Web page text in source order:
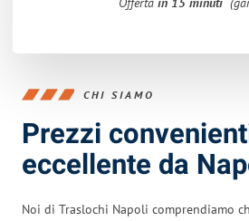
CHI SIAMO
Prezzi
eccellente da
Noi di Traslochi Napoli comprendiamo